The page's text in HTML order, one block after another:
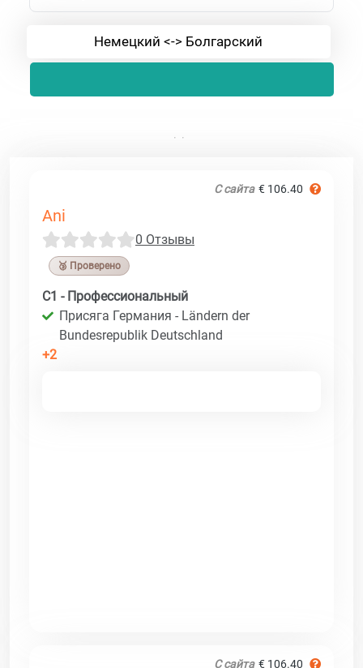
Немецкий <-> Болгарский
С сайта € 106.40
Ani
0 Отзывы
🥉 Проверено
C1 - Профессиональный
Присяга Германия - Ländern der
Bundesrepublik Deutschland
+2
С сайта € 106.40